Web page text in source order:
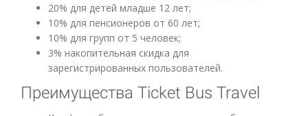
20% для детей младше 12 лет;
10% для пенсионеров от 60 лет;
10% для групп от 5 человек;
3% накопительная скидка для
зарегистрированных пользователей.
Преимущества Ticket Bus Travel